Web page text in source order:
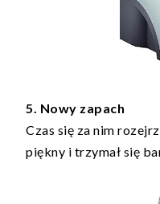
5. Nowy zapach
Czas się za nim
piękny i trzymał się